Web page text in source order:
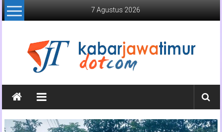
Lompat
ke
7 Agustus 2026
Kabar
Jawa
Timur